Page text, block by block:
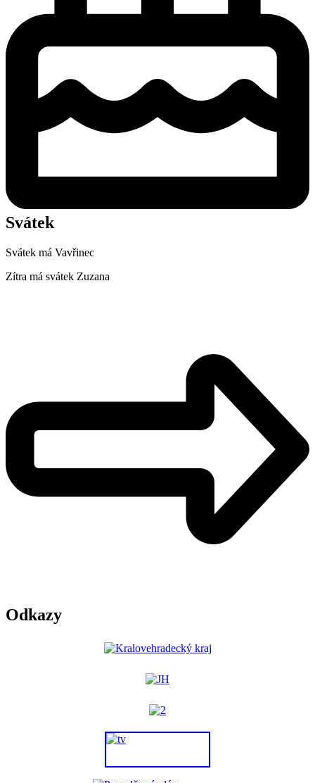
Svátek
Svátek má Vavřinec
Zítra má svátek Zuzana
Odkazy